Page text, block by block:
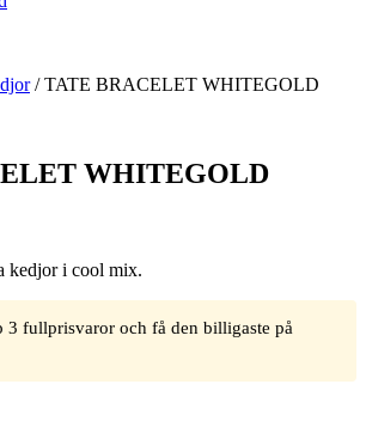
/ TATE BRACELET WHITEGOLD
WHITEGOLD
kedjor i cool mix.
3 fullprisvaror och få den billigaste på